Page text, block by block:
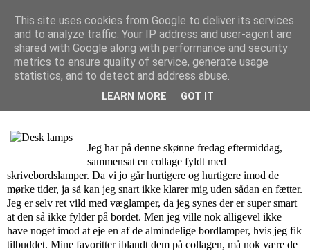
Isa Larsen
fredag den 7. oktober 2016
På Jagt Efter: Skrivebordslampe
Jeg har på denne skønne fredag eftermiddag,
sammensat en collage fyldt med
skrivebordslamper. Da vi jo går hurtigere og hurtigere imod de
mørke tider, ja så kan jeg snart ikke klarer mig uden sådan en fætter.
Jeg er selv ret vild med væglamper, da jeg synes der er super smart
at den så ikke fylder på bordet. Men jeg ville nok alligevel ikke
have noget imod at eje en af de almindelige bordlamper, hvis jeg fik
tilbuddet. Mine favoritter iblandt dem på collagen, må nok være de
This site uses cookies from Google to deliver its services
and to analyze traffic. Your IP address and user-agent are
shared with Google along with performance and security
metrics to ensure quality of service, generate usage
statistics, and to detect and address abuse.
LEARN MORE GOT IT